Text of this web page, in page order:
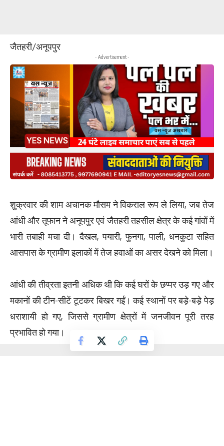
जैतहरी/अनूपपुर
- Advertisement -
शुक्रवार की शाम अचानक मौसम ने विकराल रूप ले लिया, जब तेज
आंधी और तूफान ने अनूपपुर एवं जैतहरी तहसील क्षेत्र के कई गांवों में
भारी तबाही मचा दी। दैखल, पयारी, फुनगा, पाली, धनकुटा सहित
आसपास के ग्रामीण इलाकों में तेज हवाओं का असर देखने को मिला।
आंधी की तीव्रता इतनी अधिक थी कि कई घरों के छप्पर उड़ गए और
मकानों की टीन-सीटें टूटकर बिखर गईं। कई स्थानों पर बड़े-बड़े पेड़
धराशायी हो गए, जिससे ग्रामीण क्षेत्रों में जनजीवन पूरी तरह
प्रभावित हो गया।